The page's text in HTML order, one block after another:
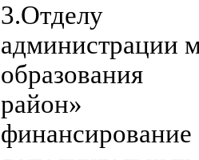
3.Отделу
администрации
образования
район»
финансирование